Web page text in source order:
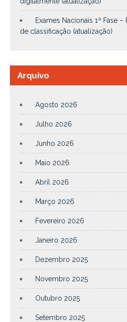
Exames Nacionais 1ª Fase
de classificação (atualização)
Arquivo
Agosto 2026
Julho 2026
Junho 2026
Maio 2026
Abril 2026
Março 2026
Fevereiro 2026
Janeiro 2026
Dezembro 2025
Novembro 2025
Outubro 2025
Setembro 2025